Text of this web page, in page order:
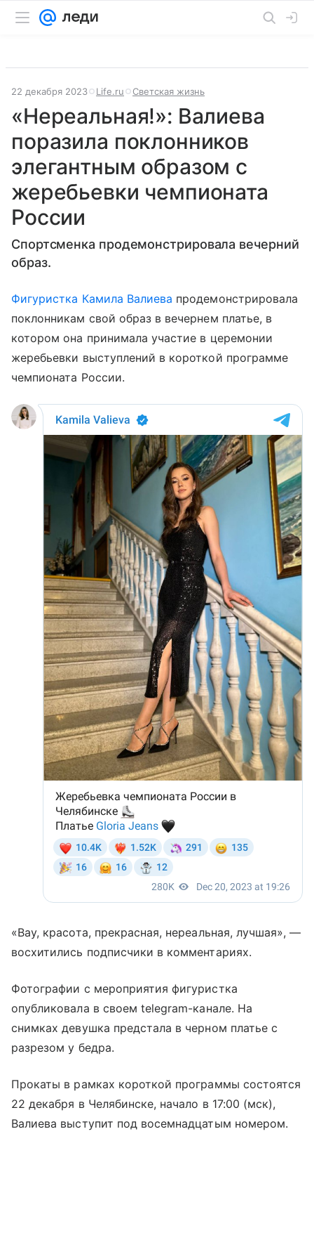
22 декабря 2023 Life.ru Светская жизнь
«Нереальная!»: Валиева
поразила поклонников
элегантным образом с
жеребьевки чемпионата
России
Спортсменка продемонстрировала вечерний
образ.
Фигуристка Камила Валиева продемонстрировала
поклонникам свой образ в вечернем платье, в
котором она принимала участие в церемонии
жеребьевки выступлений в короткой программе
чемпионата России.
«Вау, красота, прекрасная, нереальная, лучшая», —
восхитились подписчики в комментариях.
Фотографии с мероприятия фигуристка
опубликовала в своем telegram-канале. На
снимках девушка предстала в черном платье с
разрезом у бедра.
Прокаты в рамках короткой программы состоятся
22 декабря в Челябинске, начало в 17:00 (мск),
Валиева выступит под восемнадцатым номером.